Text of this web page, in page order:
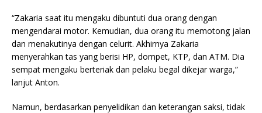
“Zakaria saat itu mengaku dibuntuti dua orang dengan
mengendarai motor. Kemudian, dua orang itu memotong jalan
dan menakutinya dengan celurit. Akhirnya Zakaria
menyerahkan tas yang berisi HP, dompet, KTP, dan ATM. Dia
sempat mengaku berteriak dan pelaku begal dikejar warga,”
lanjut Anton.
Namun, berdasarkan penyelidikan dan keterangan saksi, tidak